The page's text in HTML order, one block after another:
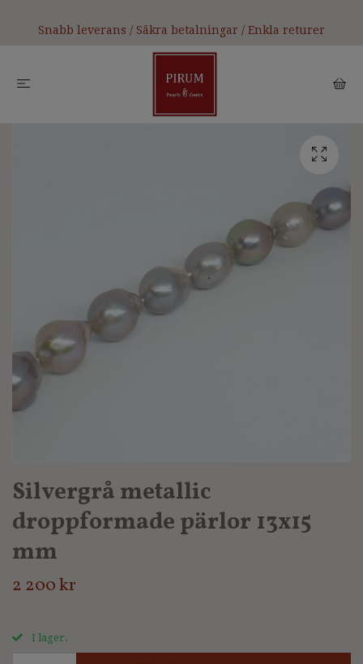
Snabb leverans / Säkra betalningar / Enkla returer
Silvergrå metallic
droppformade pärlor 13x15
mm
2 200 kr
I lager.